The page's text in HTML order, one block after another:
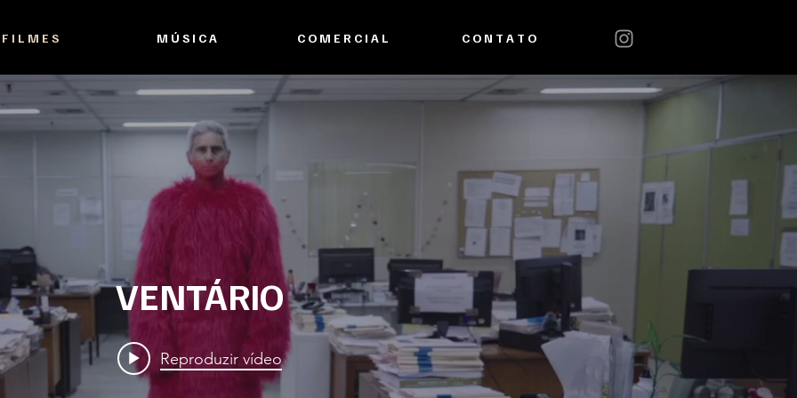
F I L M E S M Ú S I C A C O M E R C I A L C O N T A T O
VENTÁRIO
Reproduzir vídeo